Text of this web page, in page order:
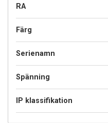
RA
Färg
Serienamn
Spänning
IP klassifikation